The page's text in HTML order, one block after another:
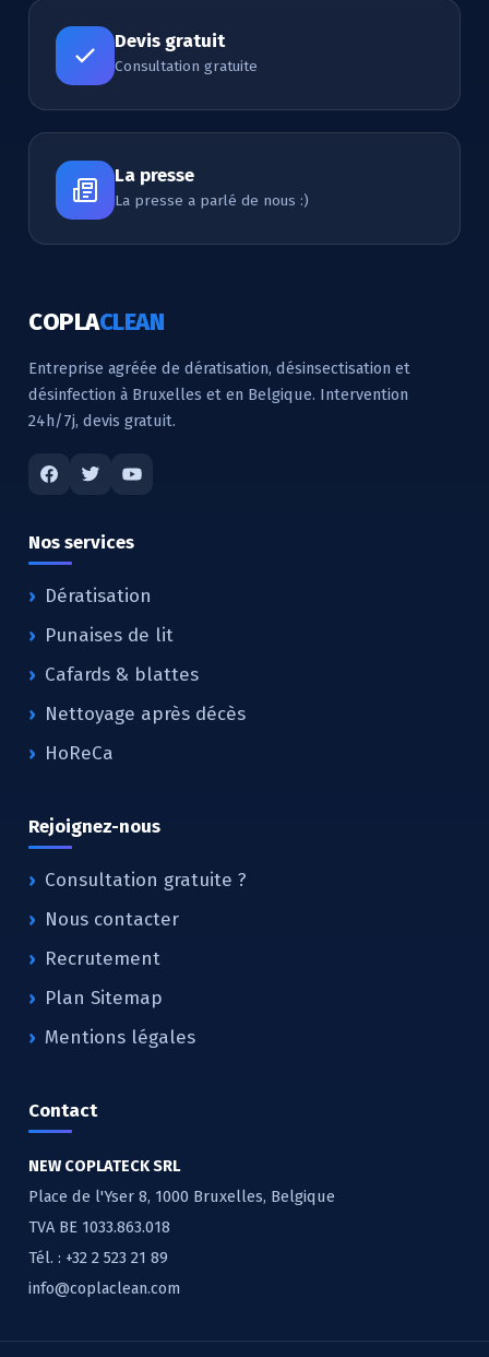
Devis gratuit
Consultation gratuite
La presse
La presse a parlé de nous :)
COPLACLEAN
Entreprise agréée de dératisation, désinsectisation et
désinfection à Bruxelles et en Belgique. Intervention
24h/7j, devis gratuit.
Nos services
Dératisation
Punaises de lit
Cafards & blattes
Nettoyage après décès
HoReCa
Rejoignez-nous
Consultation gratuite ?
Nous contacter
Recrutement
Plan Sitemap
Mentions légales
Contact
NEW COPLATECK SRL
Place de l'Yser 8, 1000 Bruxelles, Belgique
TVA BE 1033.863.018
Tél. : +32 2 523 21 89
info@coplaclean.com